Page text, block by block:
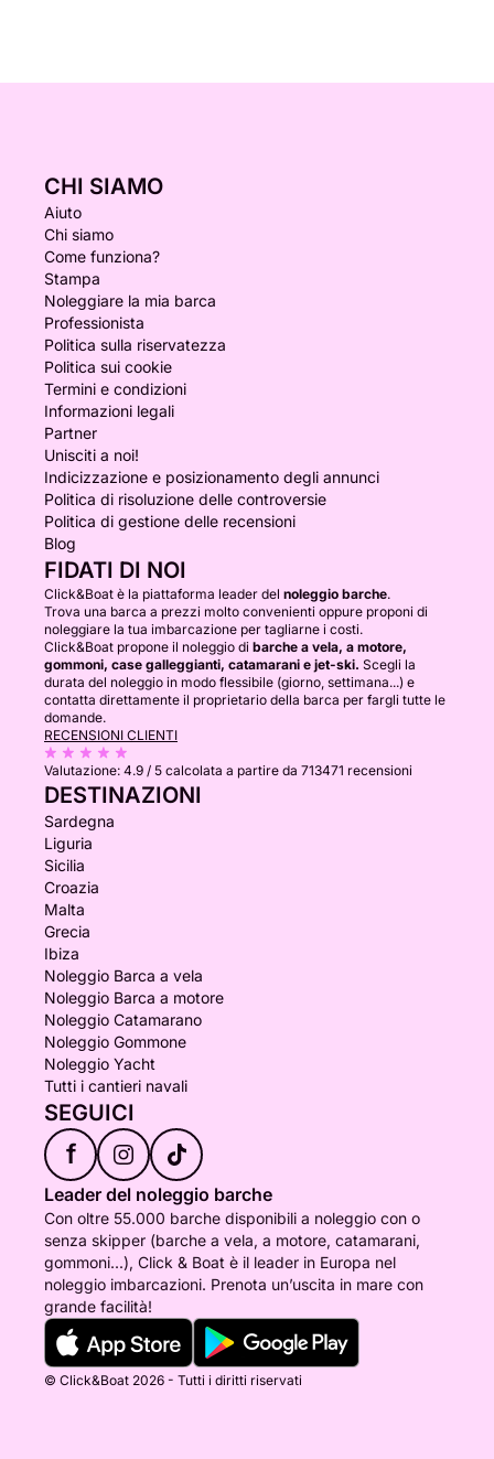
CHI SIAMO
Aiuto
Chi siamo
Come funziona?
Stampa
Noleggiare la mia barca
Professionista
Politica sulla riservatezza
Politica sui cookie
Termini e condizioni
Informazioni legali
Partner
Unisciti a noi!
Indicizzazione e posizionamento degli annunci
Politica di risoluzione delle controversie
Politica di gestione delle recensioni
Blog
FIDATI DI NOI
Click&Boat è la piattaforma leader del noleggio barche.
Trova una barca a prezzi molto convenienti oppure proponi di
noleggiare la tua imbarcazione per tagliarne i costi.
Click&Boat propone il noleggio di barche a vela, a motore,
gommoni, case galleggianti, catamarani e jet-ski. Scegli la
durata del noleggio in modo flessibile (giorno, settimana...) e
contatta direttamente il proprietario della barca per fargli tutte le
domande.
RECENSIONI CLIENTI
Valutazione: 4.9 / 5 calcolata a partire da 713471 recensioni
DESTINAZIONI
Sardegna
Liguria
Sicilia
Croazia
Malta
Grecia
Ibiza
Noleggio Barca a vela
Noleggio Barca a motore
Noleggio Catamarano
Noleggio Gommone
Noleggio Yacht
Tutti i cantieri navali
SEGUICI
f
Leader del noleggio barche
Con oltre 55.000 barche disponibili a noleggio con o
senza skipper (barche a vela, a motore, catamarani,
gommoni...), Click & Boat è il leader in Europa nel
noleggio imbarcazioni. Prenota un’uscita in mare con
grande facilità!
© Click&Boat 2026 - Tutti i diritti riservati